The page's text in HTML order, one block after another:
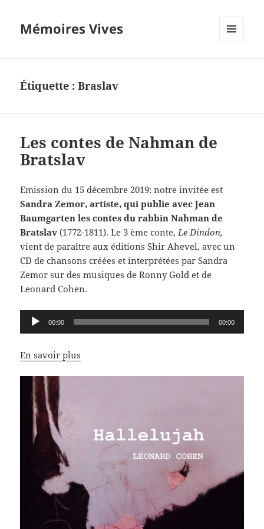
Mémoires Vives
Étiquette :Braslav
Les contes de Nahman de
Bratslav
Emission du 15 décembre 2019: notre invitée est
Sandra Zemor, artiste, qui publie avec Jean
Baumgarten les contes du rabbin Nahman de
Bratslav(1772-1811). Le 3 ème conte,Le Dindon,
vient de paraître aux éditions Shir Ahevel, avec un
CD de chansons créées et interprétées par Sandra
Zemor sur des musiques de Ronny Gold et de
Leonard Cohen.
Lecteur
audio
00:00 00:00
En savoir plus